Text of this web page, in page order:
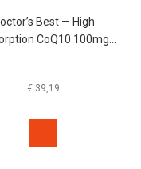
Best — High
CoQ10 100mg
€ 39,19